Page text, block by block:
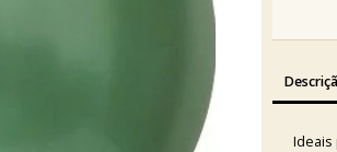
Ideais